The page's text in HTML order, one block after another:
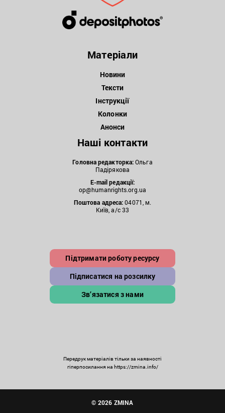
Матеріали
Новини
Тексти
Інструкції
Колонки
Анонси
Наші контакти
Головна редакторка:Ольга
Падірякова
E-mail редакції:
op@humanrights.org.ua
Поштова адреса:04071, м.
Київ, а/с 33
Підтримати роботу ресурсу
Підписатися на розсилку
Зв’язатися з нами
Передрук матеріалів тільки за наявності
гіперпосилання на https://zmina.info/
© 2026 ZMINA